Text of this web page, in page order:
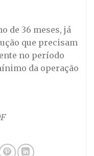
de 36 meses, já
que precisam
no período
da operação